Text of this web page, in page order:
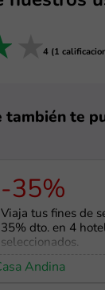
5
4 stars
stars
4 (1
también te
-35%
Viaja tus fines de
35% dto. en 4
seleccionados.
Andina